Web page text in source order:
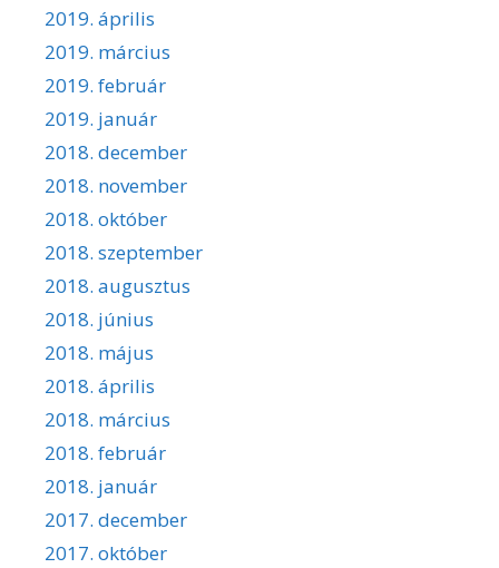
2019. április
2019. március
2019. február
2019. január
2018. december
2018. november
2018. október
2018. szeptember
2018. augusztus
2018. június
2018. május
2018. április
2018. március
2018. február
2018. január
2017. december
2017. október